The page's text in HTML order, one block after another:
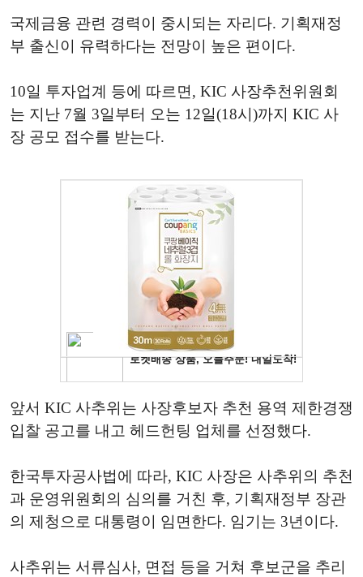
국제금융 관련 경력이 중시되는 자리다. 기획재정
부 출신이 유력하다는 전망이 높은 편이다.
10일 투자업계 등에 따르면, KIC 사장추천위원회
는 지난 7월 3일부터 오는 12일(18시)까지 KIC 사
장 공모 접수를 받는다.
앞서 KIC 사추위는 사장후보자 추천 용역 제한경쟁
입찰 공고를 내고 헤드헌팅 업체를 선정했다.
한국투자공사법에 따라, KIC 사장은 사추위의 추천
과 운영위원회의 심의를 거친 후, 기획재정부 장관
의 제청으로 대통령이 임면한다. 임기는 3년이다.
사추위는 서류심사, 면접 등을 거쳐 후보군을 추리